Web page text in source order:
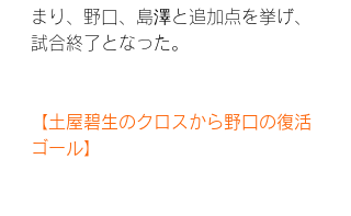
まり、野口、島澤と追加点を挙げ、
試合終了となった。
【土屋碧生のクロスから野口の復活
ゴール】